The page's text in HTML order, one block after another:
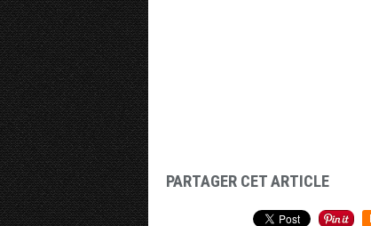
PARTAGER CET ARTICLE